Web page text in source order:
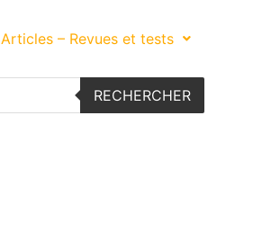
Articles – Revues et tests
RECHERCHER